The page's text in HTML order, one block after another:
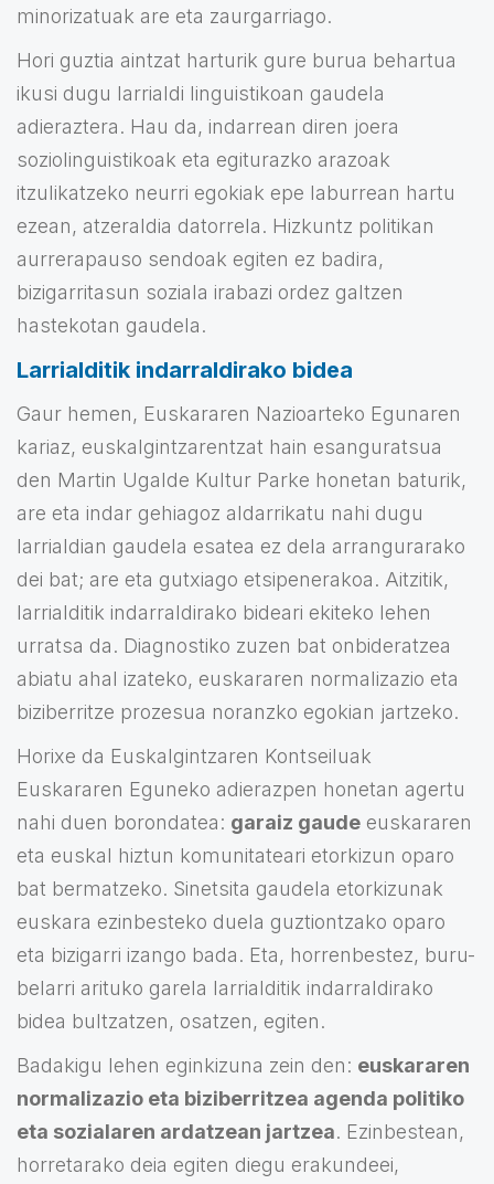
minorizatuak are eta zaurgarriago.
Hori guztia aintzat harturik gure burua behartua
ikusi dugu larrialdi linguistikoan gaudela
adieraztera. Hau da, indarrean diren joera
soziolinguistikoak eta egiturazko arazoak
itzulikatzeko neurri egokiak epe laburrean hartu
ezean, atzeraldia datorrela. Hizkuntz politikan
aurrerapauso sendoak egiten ez badira,
bizigarritasun soziala irabazi ordez galtzen
hastekotan gaudela.
Larrialditik indarraldirako bidea
Gaur hemen, Euskararen Nazioarteko Egunaren
kariaz, euskalgintzarentzat hain esanguratsua
den Martin Ugalde Kultur Parke honetan baturik,
are eta indar gehiagoz aldarrikatu nahi dugu
larrialdian gaudela esatea ez dela arrangurarako
dei bat; are eta gutxiago etsipenerakoa. Aitzitik,
larrialditik indarraldirako bideari ekiteko lehen
urratsa da. Diagnostiko zuzen bat onbideratzea
abiatu ahal izateko, euskararen normalizazio eta
biziberritze prozesua noranzko egokian jartzeko.
Horixe da Euskalgintzaren Kontseiluak
Euskararen Eguneko adierazpen honetan agertu
nahi duen borondatea: garaiz gaude euskararen
eta euskal hiztun komunitateari etorkizun oparo
bat bermatzeko. Sinetsita gaudela etorkizunak
euskara ezinbesteko duela guztiontzako oparo
eta bizigarri izango bada. Eta, horrenbestez, buru-
belarri arituko garela larrialditik indarraldirako
bidea bultzatzen, osatzen, egiten.
Badakigu lehen eginkizuna zein den: euskararen
normalizazio eta biziberritzea agenda politiko
eta sozialaren ardatzean jartzea. Ezinbestean,
horretarako deia egiten diegu erakundeei,